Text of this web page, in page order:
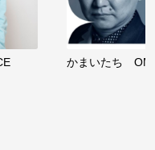
かまいたち